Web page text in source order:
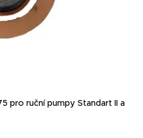
pro ruční pumpy Standart II a